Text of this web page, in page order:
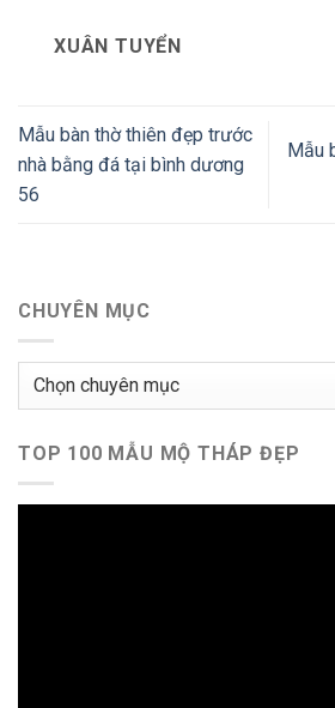
XUÂN TUYỂN
Mẫu bàn thờ thiên đẹp trước
nhà bằng đá tại bình dương
56
Mẫu
CHUYÊN MỤC
Chuyên
TOP 100 MẪU MỘ THÁP ĐẸP